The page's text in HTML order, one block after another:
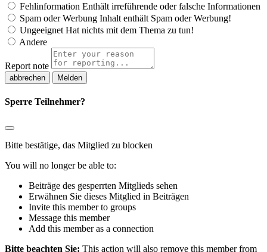
Fehlinformation Enthält irreführende oder falsche Informationen
Spam oder Werbung Inhalt enthält Spam oder Werbung!
Ungeeignet Hat nichts mit dem Thema zu tun!
Andere
Report note
Melden
Sperre Teilnehmer?
Bitte bestätige, das Mitglied zu blocken
You will no longer be able to:
Beiträge des gesperrten Mitglieds sehen
Erwähnen Sie dieses Mitglied in Beiträgen
Invite this member to groups
Message this member
Add this member as a connection
Bitte beachten Sie: This action will also remove this member from